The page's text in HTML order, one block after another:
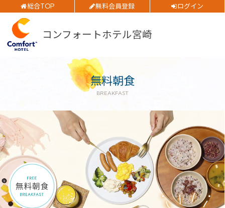
総合TOP 無料会員登録 ログイン
コンフォートホテル宮崎
部屋数
大人人数
1室あたり
空室検索
会員特典のご案内
会員登録 ログイン
予約確認・変更・キャンセル
特別優待会員様 交通＋宿泊プラン
無料朝食
BREAKFAST
ご予約確認・変更・キャンセルフォーム
公式Webサイトからのご予約